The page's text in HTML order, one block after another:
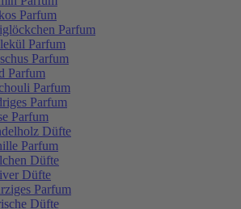
Parfum
Parfum
Parfum
Parfum
Parfum
Parfum
Parfum
Parfum
Düfte
Parfum
Düfte
Düfte
Parfum
Düfte